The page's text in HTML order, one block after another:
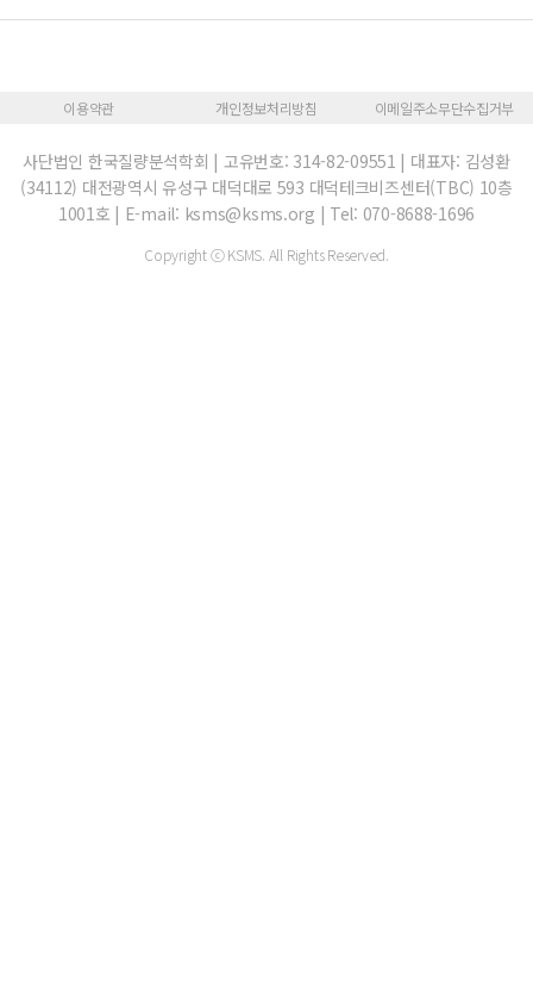
이용약관 개인정보처리방침 이메일주소무단수집거부
사단법인 한국질량분석학회 | 고유번호: 314-82-09551 | 대표자: 김성환
(34112) 대전광역시 유성구 대덕대로 593 대덕테크비즈센터(TBC) 10층
1001호 | E-mail: ksms@ksms.org | Tel: 070-8688-1696
Copyright ⓒ KSMS. All Rights Reserved.